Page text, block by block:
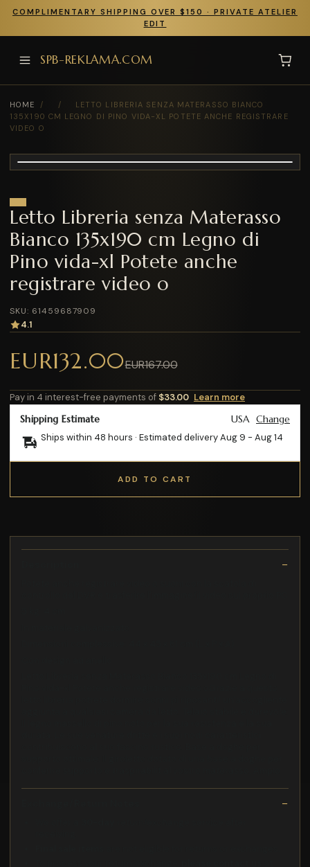
COMPLIMENTARY SHIPPING OVER $150 · PRIVATE ATELIER
EDIT
SPB-REKLAMA.COM
HOME / /
LETTO LIBRERIA SENZA MATERASSO BIANCO
135X190 CM LEGNO DI PINO VIDA-XL POTETE ANCHE REGISTRARE
VIDEO O
Letto Libreria senza Materasso
Bianco 135x190 cm Legno di
Pino vida-xl Potete anche
registrare video o
SKU: 61459687909
4.1
EUR132.00EUR167.00
Pay in 4 interest-free payments of $33.00 Learn more
Shipping Estimate USA Change
Ships within 48 hours · Estimated deliveryAug 9 - Aug 14
ADD TO CART